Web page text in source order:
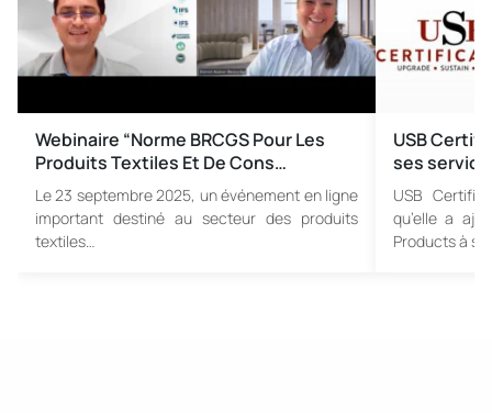
Webinaire “Norme BRCGS Pour Les
Produits Textiles Et De Cons…
Le 23 septembre 2025, un événement en ligne
important destiné au secteur des produits
textiles…
USB
ses
USB
qu’elle a
Products à